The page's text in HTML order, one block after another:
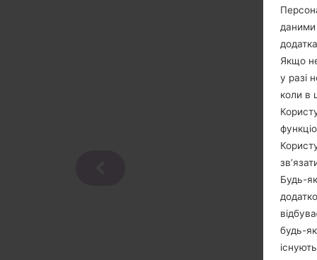
даними
Якщо
у разі
коли в
Будь-
будь-